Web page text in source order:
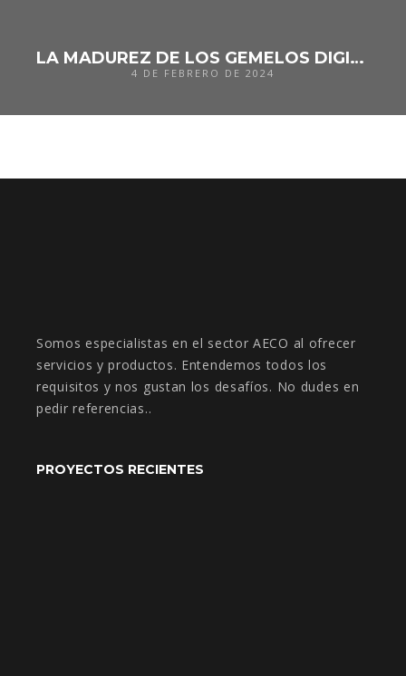
LA MADUREZ DE LOS GEMELOS DIGITALES PARA EDIFICIOS, INFRAESTRUCTURAS Y CIUDADES
4 DE FEBRERO DE 2024
Somos especialistas en el sector AECO al ofrecer
servicios y productos. Entendemos todos los
requisitos y nos gustan los desafíos. No dudes en
pedir referencias..
PROYECTOS RECIENTES